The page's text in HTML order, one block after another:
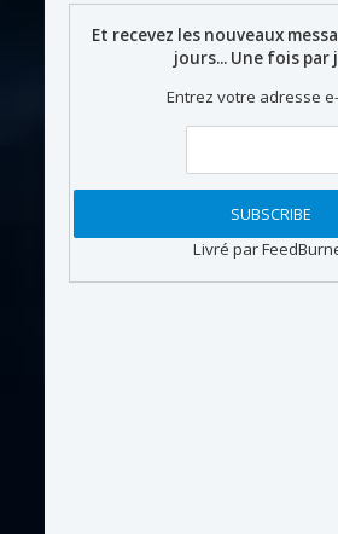
Et recevez les nouveaux
jours... Une fois par
Entrez votre adresse
Livré par